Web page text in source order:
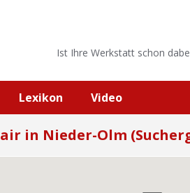
Ist Ihre Werkstatt schon
Lexikon Video
in Nieder-Olm